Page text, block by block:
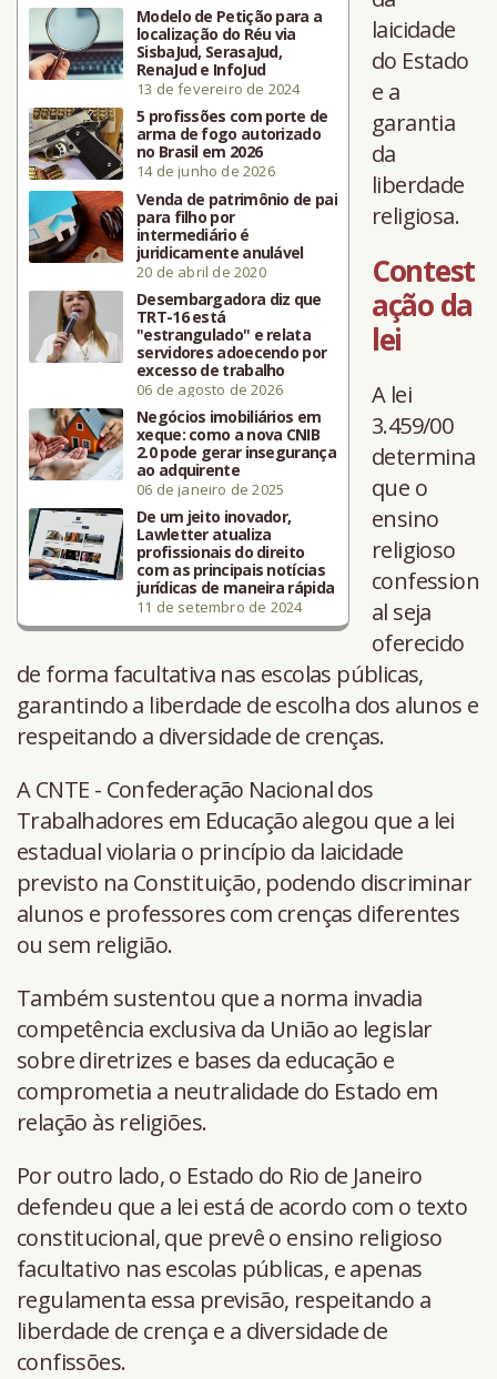
Modelo de Petição para a
localização do Réu via
SisbaJud, SerasaJud,
RenaJud e InfoJud
13 de fevereiro de 2024
5 profissões com porte de
arma de fogo autorizado
no Brasil em 2026
14 de junho de 2026
Venda de patrimônio de pai
para filho por
intermediário é
juridicamente anulável
20 de abril de 2020
Desembargadora diz que
TRT-16 está
"estrangulado" e relata
servidores adoecendo por
excesso de trabalho
06 de agosto de 2026
Negócios imobiliários em
xeque: como a nova CNIB
2.0 pode gerar insegurança
ao adquirente
06 de janeiro de 2025
De um jeito inovador,
Lawletter atualiza
profissionais do direito
com as principais notícias
jurídicas de maneira rápida
11 de setembro de 2024
laicidade
do Estado
e a
garantia
da
liberdade
religiosa.
Contest
ação da
lei
A lei
3.459/00
determina
que o
ensino
religioso
confession
al seja
oferecido
de forma facultativa nas escolas públicas,
garantindo a liberdade de escolha dos alunos e
respeitando a diversidade de crenças.
A CNTE - Confederação Nacional dos
Trabalhadores em Educação alegou que a lei
estadual violaria o princípio da laicidade
previsto na Constituição, podendo discriminar
alunos e professores com crenças diferentes
ou sem religião.
Também sustentou que a norma invadia
competência exclusiva da União ao legislar
sobre diretrizes e bases da educação e
comprometia a neutralidade do Estado em
relação às religiões.
Por outro lado, o Estado do Rio de Janeiro
defendeu que a lei está de acordo com o texto
constitucional, que prevê o ensino religioso
facultativo nas escolas públicas, e apenas
regulamenta essa previsão, respeitando a
liberdade de crença e a diversidade de
confissões.